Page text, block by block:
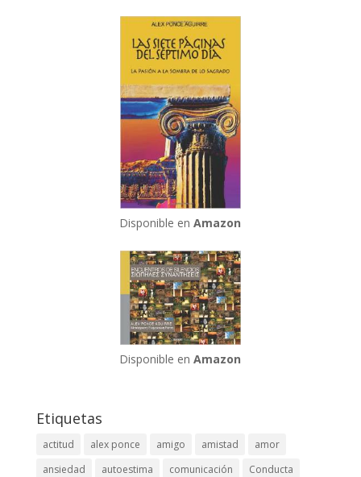
Disponible enAmazon
Disponible enAmazon
Etiquetas
actitud alex ponce amigo amistad
amor
ansiedad
autoestima comunicación
Conducta